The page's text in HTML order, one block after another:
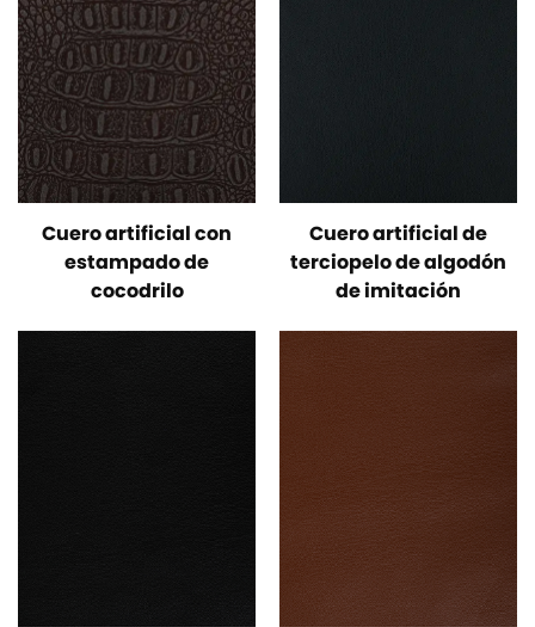
Cuero artificial con
estampado de
cocodrilo
Cuero artificial de
terciopelo de algodón
de imitación